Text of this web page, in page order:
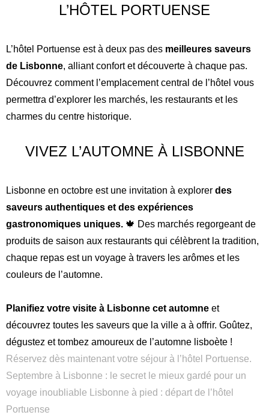
Anglais
L’HÔTEL PORTUENSE
L’hôtel Portuense est à deux pas des meilleures saveurs
de Lisbonne, alliant confort et découverte à chaque pas.
Découvrez comment l’emplacement central de l’hôtel vous
permettra d’explorer les marchés, les restaurants et les
charmes du centre historique.
VIVEZ L’AUTOMNE À LISBONNE
Lisbonne en octobre est une invitation à explorer des
saveurs authentiques et des expériences
gastronomiques uniques. 🍁 Des marchés regorgeant de
produits de saison aux restaurants qui célèbrent la tradition,
chaque repas est un voyage à travers les arômes et les
couleurs de l’automne.
Planifiez votre visite à Lisbonne cet automne et
découvrez toutes les saveurs que la ville a à offrir. Goûtez,
dégustez et tombez amoureux de l’automne lisboète !
Réservez dès maintenant votre séjour à l’hôtel Portuense.
Septembre à Lisbonne : le secret le mieux gardé pour un
voyage inoubliable
Lisbonne à pied : départ de l’hôtel
Portuense